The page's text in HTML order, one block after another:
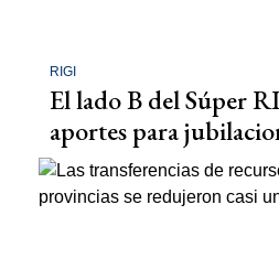
RIGI
El lado B del Súper
aportes para